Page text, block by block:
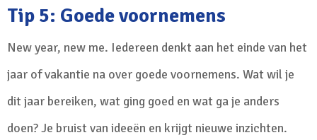
Tip 5: Goede voornemens
New year, new me. Iedereen denkt aan het einde van het
jaar of vakantie na over goede voornemens. Wat wil je
dit jaar bereiken, wat ging goed en wat ga je anders
doen? Je bruist van ideeën en krijgt nieuwe inzichten.